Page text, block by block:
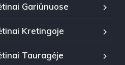
Gariūnuose
Kretingoje
Tauragėje